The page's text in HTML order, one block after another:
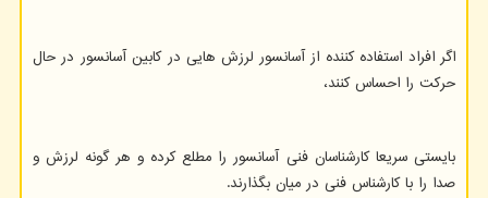
اگر افراد استفاده کننده از آسانسور لرزش هایی در کابین آسانسور در حال
حرکت را احساس کنند،
بایستی سریعا کارشناسان فنی آسانسور را مطلع کرده و هر گونه لرزش و
صدا را با کارشناس فنی در میان بگذارند.